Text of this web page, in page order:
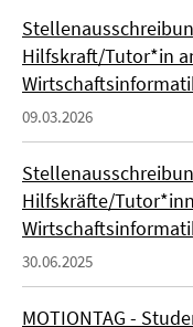
Hilfskraft/Tutor*in
09.03.2026
Hilfskräfte/
30.06.2025
MOTIONTAG -